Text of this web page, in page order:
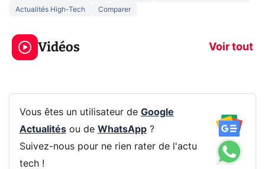
Actualités High-Tech
Comparer
Vidéos Voir tout
3 écrans en 1 pour
319€ ? Voici L'AOC
CQ32G4ZA !
prochaine
Vous êtes un utilisateur de Google
Actualitésou de WhatsApp?
Suivez-nous pour ne rien rater de l'actu
tech !